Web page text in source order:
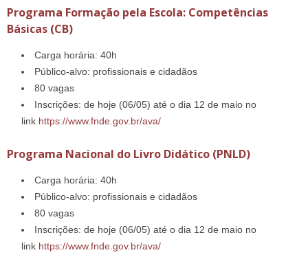
Programa Formação pela Escola: Competências
Básicas (CB)
Carga horária: 40h
Público-alvo: profissionais e cidadãos
80 vagas
Inscrições: de hoje (06/05) até o dia 12 de maio no
link https://www.fnde.gov.br/ava/
Programa Nacional do Livro Didático (PNLD)
Carga horária: 40h
Público-alvo: profissionais e cidadãos
80 vagas
Inscrições: de hoje (06/05) até o dia 12 de maio no
link https://www.fnde.gov.br/ava/